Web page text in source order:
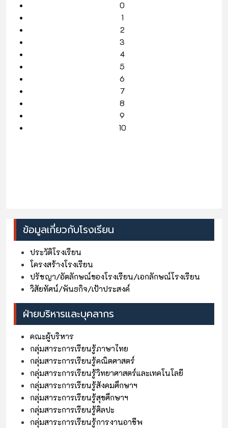
0
1
2
3
4
5
6
7
8
9
10
ข้อมูลเกี่ยวกับโรงเรียน
ประวัติโรงเรียน
โครงสร้างโรงเรียน
ปรัชญา/อัตลักษณ์ของโรงเรียน/เอกลักษณ์โรงเรียน
วิสัยทัศน์/พันธกิจ/เป้าประสงค์
ฝ่ายบริหารและบุคลากร
คณะผู้บริหาร
กลุ่มสาระการเรียนรู้ภาษาไทย
กลุ่มสาระการเรียนรู้คณิตศาสตร์
กลุ่มสาระการเรียนรู้วิทยาศาสตร์และเทคโนโลยี
กลุ่มสาระการเรียนรู้สังคมศึกษาฯ
กลุ่มสาระการเรียนรู้สุขศึกษาฯ
กลุ่มสาระการเรียนรู้ศิลปะ
กลุ่มสาระการเรียนรู้การงานอาชีพ